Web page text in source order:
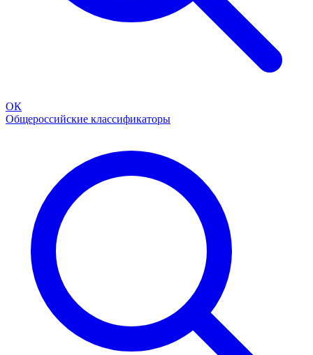
ОК
Общероссийские классификаторы